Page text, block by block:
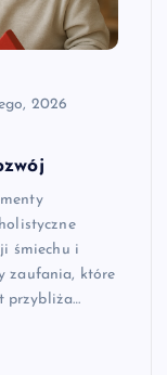
2026
śmiechu i
zaufania, które
przybliża…